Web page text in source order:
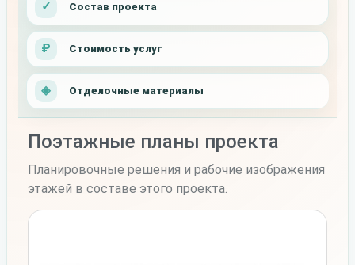
Состав проекта
Стоимость услуг
Отделочные материалы
Поэтажные планы проекта
Планировочные решения и рабочие изображения
этажей в составе этого проекта.